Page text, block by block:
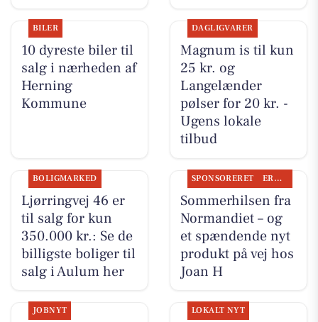
BILER
10 dyreste biler til
salg i nærheden af
Herning
Kommune
DAGLIGVARER
Magnum is til kun
25 kr. og
Langelænder
pølser for 20 kr. -
Ugens lokale
tilbud
BOLIGMARKED
Ljørringvej 46 er
til salg for kun
350.000 kr.: Se de
billigste boliger til
salg i Aulum her
SPONSORERET ERHVERV
Sommerhilsen fra
Normandiet – og
et spændende nyt
produkt på vej hos
Joan H
JOBNYT LOKALT NYT